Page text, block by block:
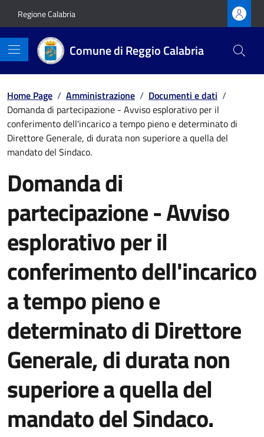
Regione Calabria
Comune di Reggio Calabria
Home Page / Amministrazione / Documenti e dati /
Domanda di partecipazione - Avviso esplorativo per il
conferimento dell'incarico a tempo pieno e determinato di
Direttore Generale, di durata non superiore a quella del
mandato del Sindaco.
Domanda di
partecipazione - Avviso
esplorativo per il
conferimento dell'incarico
a tempo pieno e
determinato di Direttore
Generale, di durata non
superiore a quella del
mandato del Sindaco.